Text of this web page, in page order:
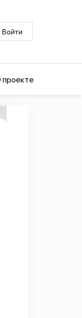
Войти
проекте